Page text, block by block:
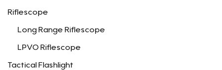
Riflescope
Long Range Riflescope
LPVO Riflescope
Tactical Flashlight